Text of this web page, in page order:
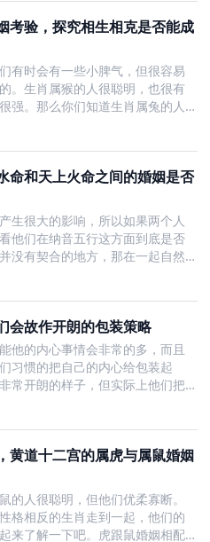
考验，探究相生相克是否能成
有时会有一些小脾气，但很容易
。生肖属猴的人很聪明，也很有
强。那么你们知道生肖属兔的人
他们的八字到底合不合呢？小编
命和天上火命之间的婚姻是否
生很大的影响，所以如果两个人
他们在纳音五行这方面到底是否
没有契合的地方，那在一起自然
看看，大海水命人和天上火命人
会故作开朗的包装策略
他的内心事情会非常的多，而且
习惯的把自己的内心给包装起
常开朗的样子，但实际上他们把
了，那在十二星座当中有哪些星
黄道十二宫的属虎与属鼠婚姻
的人很聪明，但他们优柔寡断。
格相反的生肖走到一起，他们的
来了解一下吧。虎跟鼠婚姻相配